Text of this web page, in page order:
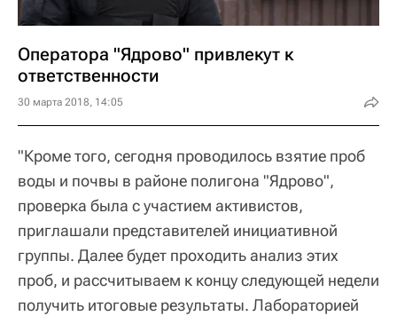
Оператора "Ядрово" привлекут к
ответственности
30 марта 2018, 14:05
"Кроме того, сегодня проводилось взятие проб
воды и почвы в районе полигона "Ядрово",
проверка была с участием активистов,
приглашали представителей инициативной
группы. Далее будет проходить анализ этих
проб, и рассчитываем к концу следующей недели
получить итоговые результаты. Лабораторией